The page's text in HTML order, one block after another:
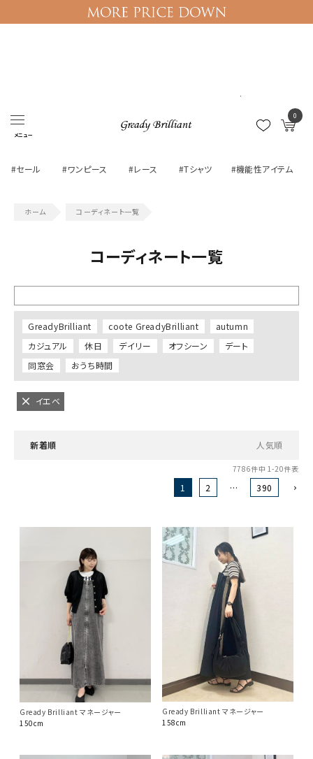
メニュー
0
マイページ
#セール #ワンピース #レース #Tシャツ #機能性アイテム
コーディネート一覧
コーディネート一覧
GreadyBrilliant coote GreadyBrilliant
autumn
カジュアル
休日 デイリー オフシーン
デート
同窓会
おうち時間
イエベ
新着順 人気順
7786件中 1-20件表示
1 2 … 390
Gready Brilliant マネージャー
150cm
Gready Brilliant マネージャー
158cm